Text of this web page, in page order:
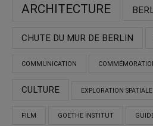
ARCHITECTURE
CHUTE DU MUR DE BERLIN
COMMUNICATION
CULTURE EXPLORATION SPATIALE
FILM GOETHE INSTITUT